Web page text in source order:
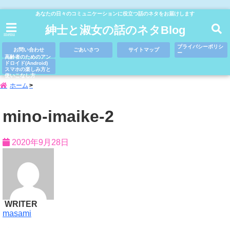
あなたの日々のコミュニケーションに役立つ話のネタをお届けします
menu 紳士と淑女の話のネタBlog
お問い合わせ ごあいさつ サイトマップ
プライバシーポリシ
ー
高齢者のためのアン
ドロイド(Android)
スマホの楽しみ方と
使いこなし方
ホーム
mino-imaike-2
2020年9月28日
WRITER
masami